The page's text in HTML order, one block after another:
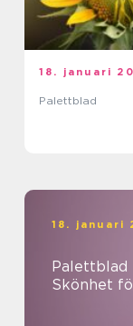
18. januari
Palettblad
18. januari
Palettblad
Skönhet